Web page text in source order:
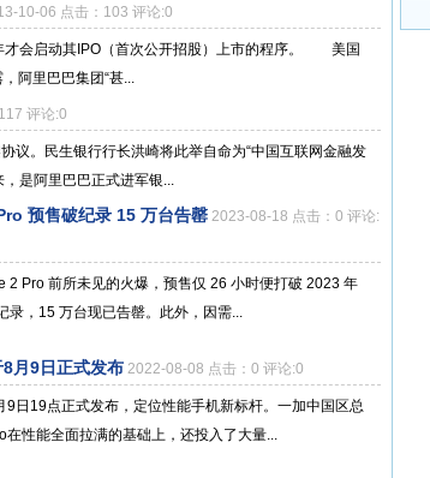
10-06 点击：103 评论:0
才会启动其IPO（首次公开招股）上市的程序。 美国
阿里巴巴集团“甚...
评论:0
议。民生银行行长洪崎将此举自命为“中国互联网金融发
是阿里巴巴正式进军银...
预售破纪录 15 万台告罄 2023-08-18 点击：0 评论:
2 Pro 前所未见的火爆，预售仅 26 小时便打破 2023 年
录，15 万台现已告罄。此外，因需...
月9日正式发布 2022-08-08 点击：0 评论:0
日19点正式发布，定位性能手机新标杆。一加中国区总
性能全面拉满的基础上，还投入了大量...